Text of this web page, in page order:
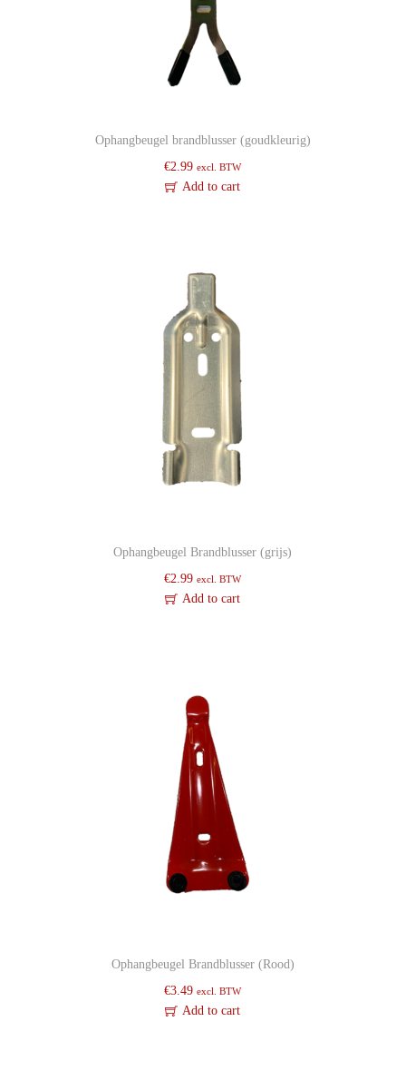
id
Ophangbeugel brandblusser (goudkleurig)
€2.99 excl. BTW
Add to cart
Ophangbeugel Brandblusser (grijs)
€2.99 excl. BTW
Add to cart
Ophangbeugel Brandblusser (Rood)
€3.49 excl. BTW
Add to cart